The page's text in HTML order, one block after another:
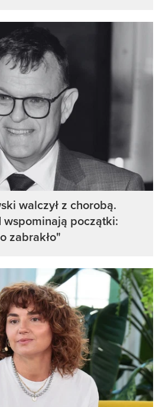
walczył z chorobą.
wspominają początki:
zabrakło"